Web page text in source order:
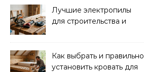
Лучшие электропилы
для строительства и
Как выбрать и правильно
установить кровать для